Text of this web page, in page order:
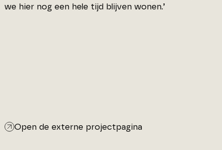
we hier nog een hele tijd blijven wonen.’
Open de externe projectpagina